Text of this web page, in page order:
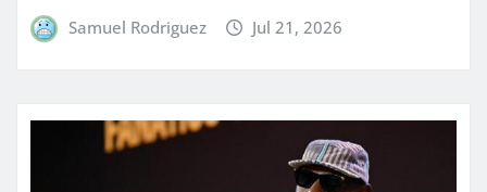
Samuel Rodriguez Jul 21, 2026